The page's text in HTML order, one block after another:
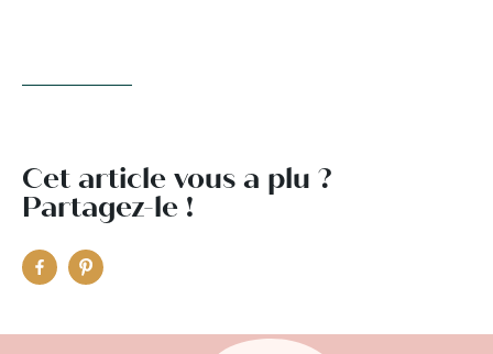
Cet article vous a plu ?
Partagez-le !